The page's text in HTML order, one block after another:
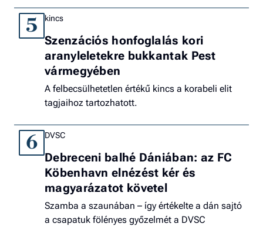
5 kincs
Szenzációs honfoglalás kori
aranyleletekre bukkantak Pest
vármegyében
A felbecsülhetetlen értékű kincs a korabeli elit
tagjaihoz tartozhatott.
6 DVSC
Debreceni balhé Dániában: az FC
Köbenhavn elnézést kér és
magyarázatot követel
Szamba a szaunában – így értékelte a dán sajtó
a csapatuk fölényes győzelmét a DVSC